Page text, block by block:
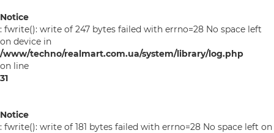
Notice
: fwrite(): write of 247 bytes failed with errno=28 No space left
on device in
/www/techno/realmart.com.ua/system/library/log.php
on line
31
Notice
: fwrite(): write of 181 bytes failed with errno=28 No space left on